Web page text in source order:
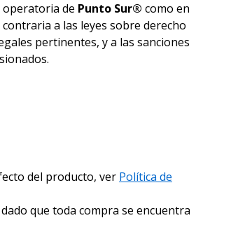
de Punto Sur® como en
a las leyes sobre derecho
pertinentes, y a las sanciones
del producto, ver Política de
que toda compra se encuentra